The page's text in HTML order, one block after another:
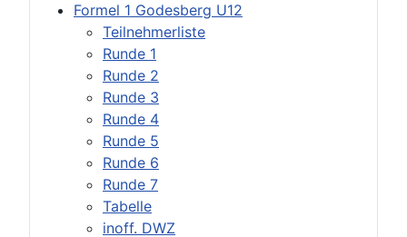
Formel 1 Godesberg U12
Teilnehmerliste
Runde 1
Runde 2
Runde 3
Runde 4
Runde 5
Runde 6
Runde 7
Tabelle
inoff. DWZ